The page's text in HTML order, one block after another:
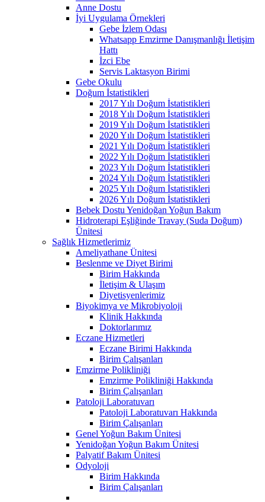
Anne Dostu
İyi Uygulama Örnekleri
Gebe İzlem Odası
Whatsapp Emzirme Danışmanlığı İletişim
Hattı
İzci Ebe
Servis Laktasyon Birimi
Gebe Okulu
Doğum İstatistikleri
2017 Yılı Doğum İstatistikleri
2018 Yılı Doğum İstatistikleri
2019 Yılı Doğum İstatistikleri
2020 Yılı Doğum İstatistikleri
2021 Yılı Doğum İstatistikleri
2022 Yılı Doğum İstatistikleri
2023 Yılı Doğum İstatistikleri
2024 Yılı Doğum İstatistikleri
2025 Yılı Doğum İstatistikleri
2026 Yılı Doğum İstatistikleri
Bebek Dostu Yenidoğan Yoğun Bakım
Hidroterapi Eşliğinde Travay (Suda Doğum)
Ünitesi
Sağlık Hizmetlerimiz
Ameliyathane Ünitesi
Beslenme ve Diyet Birimi
Birim Hakkında
İletişim & Ulaşım
Diyetisyenlerimiz
Biyokimya ve Mikrobiyoloji
Klinik Hakkında
Doktorlarımız
Eczane Hizmetleri
Eczane Birimi Hakkında
Birim Çalışanları
Emzirme Polikliniği
Emzirme Polikliniği Hakkında
Birim Çalışanları
Patoloji Laboratuvarı
Patoloji Laboratuvarı Hakkında
Birim Çalışanları
Genel Yoğun Bakım Ünitesi
Yenidoğan Yoğun Bakım Ünitesi
Palyatif Bakım Ünitesi
Odyoloji
Birim Hakkında
Birim Çalışanları